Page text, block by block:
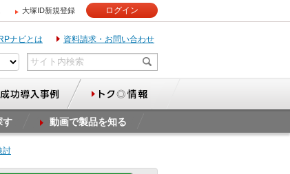
大塚ID新規登録 ログイン
ナビとは 資料請求・お問い合わせ
す 動画で製品を知る
討